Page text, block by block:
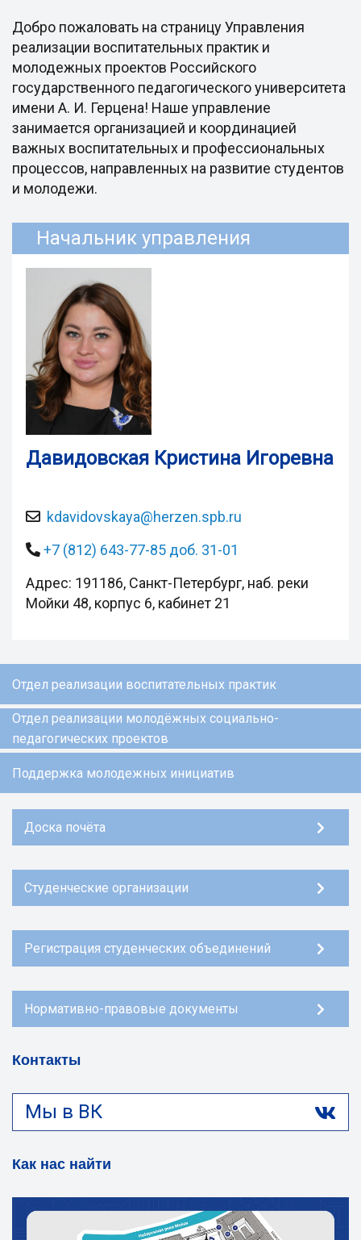
Добро пожаловать на страницу Управления
реализации воспитательных практик и
молодежных проектов Российского
государственного педагогического университета
имени А. И. Герцена! Наше управление
занимается организацией и координацией
важных воспитательных и профессиональных
процессов, направленных на развитие студентов
и молодежи.
Начальник управления
Давидовская Кристина Игоревна
kdavidovskaya@herzen.spb.ru
+7 (812) 643-77-85 доб. 31-01
Адрес: 191186, Санкт-Петербург, наб. реки
Мойки 48, корпус 6, кабинет 21
Отдел реализации воспитательных практик
Отдел реализации молодёжных социально-
педагогических проектов
Поддержка молодежных инициатив
Доска почёта
Студенческие организации
Регистрация студенческих объединений
Нормативно-правовые документы
Контакты
Мы в ВК
Как нас найти